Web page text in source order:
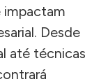
impactam
Desde
até técnicas